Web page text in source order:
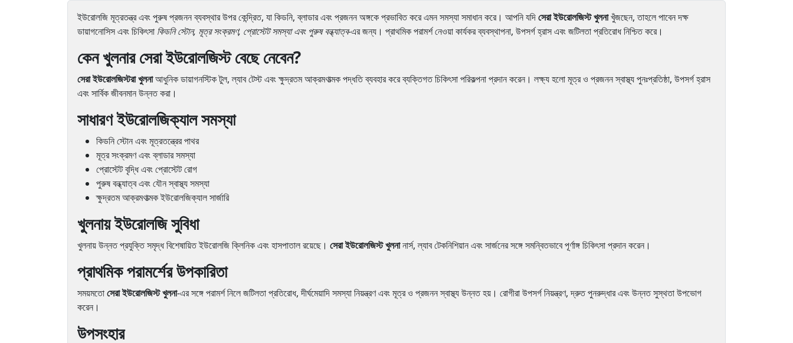
ইউরোলজি মূত্রতন্ত্র এবং পুরুষ প্রজনন ব্যবস্থার উপর কেন্দ্রিত, যা কিডনি, ব্লাডার এবং প্রজনন অঙ্গকে প্রভাবিত করে এমন সমস্যা সমাধান করে। আপনি যদিসেরা ইউরোলজিস্ট খুলনাখুঁজছেন, তাহলে পাবেন দক্ষ
ডায়াগনোসিস এবং চিকিৎসা কিডনি স্টোন, মূত্র সংক্রমণ, প্রোস্টেট সমস্যা এবং পুরুষ বন্ধ্যাত্ব-এর জন্য। প্রাথমিক পরামর্শ নেওয়া কার্যকর ব্যবস্থাপনা, উপসর্গ হ্রাস এবং জটিলতা প্রতিরোধ নিশ্চিত করে।
কেন খুলনার সেরা ইউরোলজিস্ট বেছে নেবেন?
সেরা ইউরোলজিস্টরা খুলনাআধুনিক ডায়াগনস্টিক টুল, ল্যাব টেস্ট এবং ক্ষুদ্রতম আক্রমণাত্মক পদ্ধতি ব্যবহার করে ব্যক্তিগত চিকিৎসা পরিকল্পনা প্রদান করেন। লক্ষ্য হলো মূত্র ও প্রজনন স্বাস্থ্য পুনঃপ্রতিষ্ঠা, উপসর্গ হ্রাস
এবং সার্বিক জীবনমান উন্নত করা।
সাধারণ ইউরোলজিক্যাল সমস্যা
কিডনি স্টোন এবং মূত্রতন্ত্রের পাথর
মূত্র সংক্রমণ এবং ব্লাডার সমস্যা
প্রোস্টেট বৃদ্ধি এবং প্রোস্টেট রোগ
পুরুষ বন্ধ্যাত্ব এবং যৌন স্বাস্থ্য সমস্যা
ক্ষুদ্রতম আক্রমণাত্মক ইউরোলজিক্যাল সার্জারি
খুলনায় ইউরোলজি সুবিধা
খুলনায় উন্নত প্রযুক্তি সমৃদ্ধ বিশেষায়িত ইউরোলজি ক্লিনিক এবং হাসপাতাল রয়েছে। সেরা ইউরোলজিস্ট খুলনানার্স, ল্যাব টেকনিশিয়ান এবং সার্জনের সঙ্গে সমন্বিতভাবে পূর্ণাঙ্গ চিকিৎসা প্রদান করেন।
প্রাথমিক পরামর্শের উপকারিতা
সময়মতোসেরা ইউরোলজিস্ট খুলনা-এর সঙ্গে পরামর্শ নিলে জটিলতা প্রতিরোধ, দীর্ঘমেয়াদি সমস্যা নিয়ন্ত্রণ এবং মূত্র ও প্রজনন স্বাস্থ্য উন্নত হয়। রোগীরা উপসর্গ নিয়ন্ত্রণ, দ্রুত পুনরুদ্ধার এবং উন্নত সুস্থতা উপভোগ
করেন।
উপসংহার